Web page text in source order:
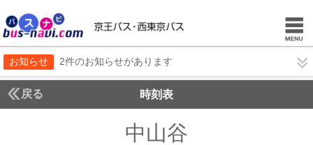
お知らせ 2件のお知らせがあります
戻る 時刻表
中山谷